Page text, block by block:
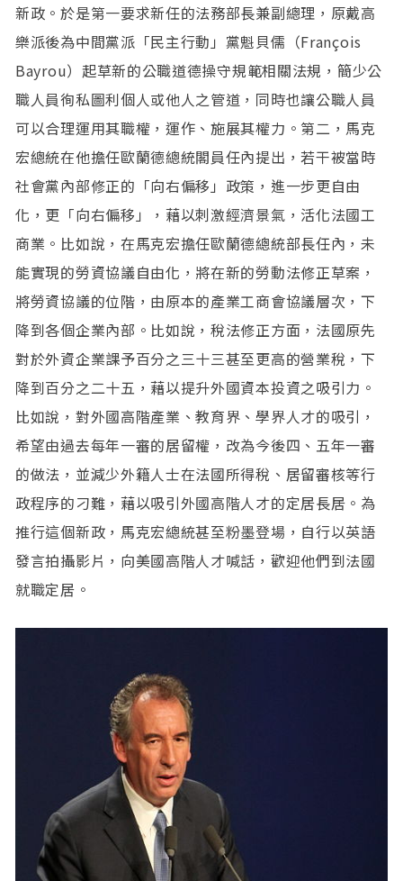
新政。於是第一要求新任的法務部長兼副總理，原戴高
樂派後為中間黨派「民主行動」黨魁貝儒（François
Bayrou）起草新的公職道德操守規範相關法規，簡少公
職人員徇私圖利個人或他人之管道，同時也讓公職人員
可以合理運用其職權，運作、施展其權力。第二，馬克
宏總統在他擔任歐蘭德總統閣員任內提出，若干被當時
社會黨內部修正的「向右偏移」政策，進一步更自由
化，更「向右偏移」，藉以刺激經濟景氣，活化法國工
商業。比如說，在馬克宏擔任歐蘭德總統部長任內，未
能實現的勞資協議自由化，將在新的勞動法修正草案，
將勞資協議的位階，由原本的產業工商會協議層次，下
降到各個企業內部。比如說，稅法修正方面，法國原先
對於外資企業課予百分之三十三甚至更高的營業稅，下
降到百分之二十五，藉以提升外國資本投資之吸引力。
比如說，對外國高階產業、教育界、學界人才的吸引，
希望由過去每年一審的居留權，改為今後四、五年一審
的做法，並減少外籍人士在法國所得稅、居留審核等行
政程序的刁難，藉以吸引外國高階人才的定居長居。為
推行這個新政，馬克宏總統甚至粉墨登場，自行以英語
發言拍攝影片，向美國高階人才喊話，歡迎他們到法國
就職定居。